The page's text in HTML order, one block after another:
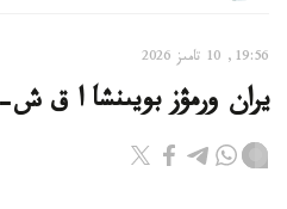
19:56, 10 تامىز 2026
يران ورمۋز بويىنشا ا ق